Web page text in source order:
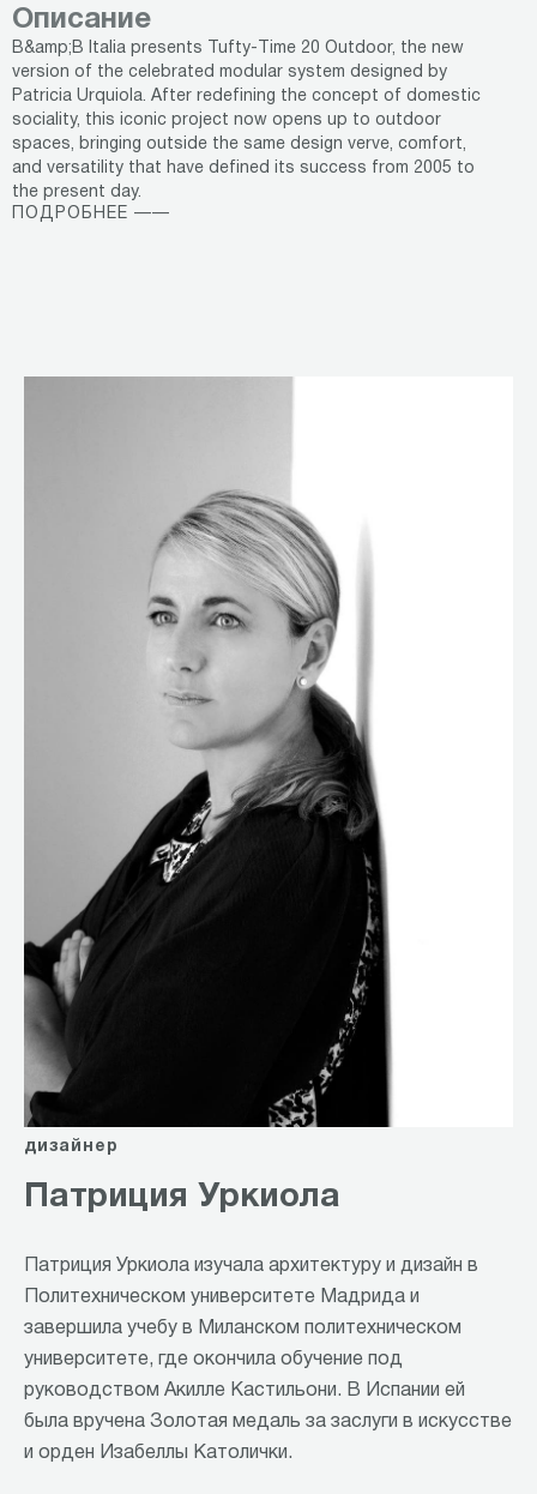
Описание
B&amp;B Italia presents Tufty-Time 20 Outdoor, the new
version of the celebrated modular system designed by
Patricia Urquiola. After redefining the concept of domestic
sociality, this iconic project now opens up to outdoor
spaces, bringing outside the same design verve, comfort,
and versatility that have defined its success from 2005 to
the present day.
ПОДРОБНЕЕ ——
дизайнер
Патриция Уркиола
Патриция Уркиола изучала архитектуру и дизайн в
Политехническом университете Мадрида и
завершила учебу в Миланском политехническом
университете, где окончила обучение под
руководством Акилле Кастильони. В Испании ей
была вручена Золотая медаль за заслуги в искусстве
и орден Изабеллы Католички.